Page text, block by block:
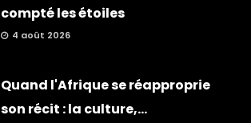
compté les étoiles
4 août 2026
Quand l'Afrique se réapproprie
son récit : la culture,...